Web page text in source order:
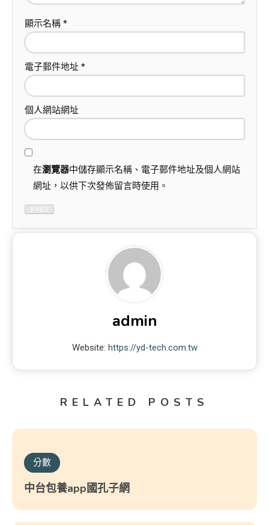
顯示名稱 *
電子郵件地址 *
個人網站網址
在瀏覽器中儲存顯示名稱、電子郵件地址及個人網站
網址，以供下次發佈留言時使用。
admin
Website: https://yd-tech.com.tw
RELATED POSTS
分數
中台包養app國孔子網